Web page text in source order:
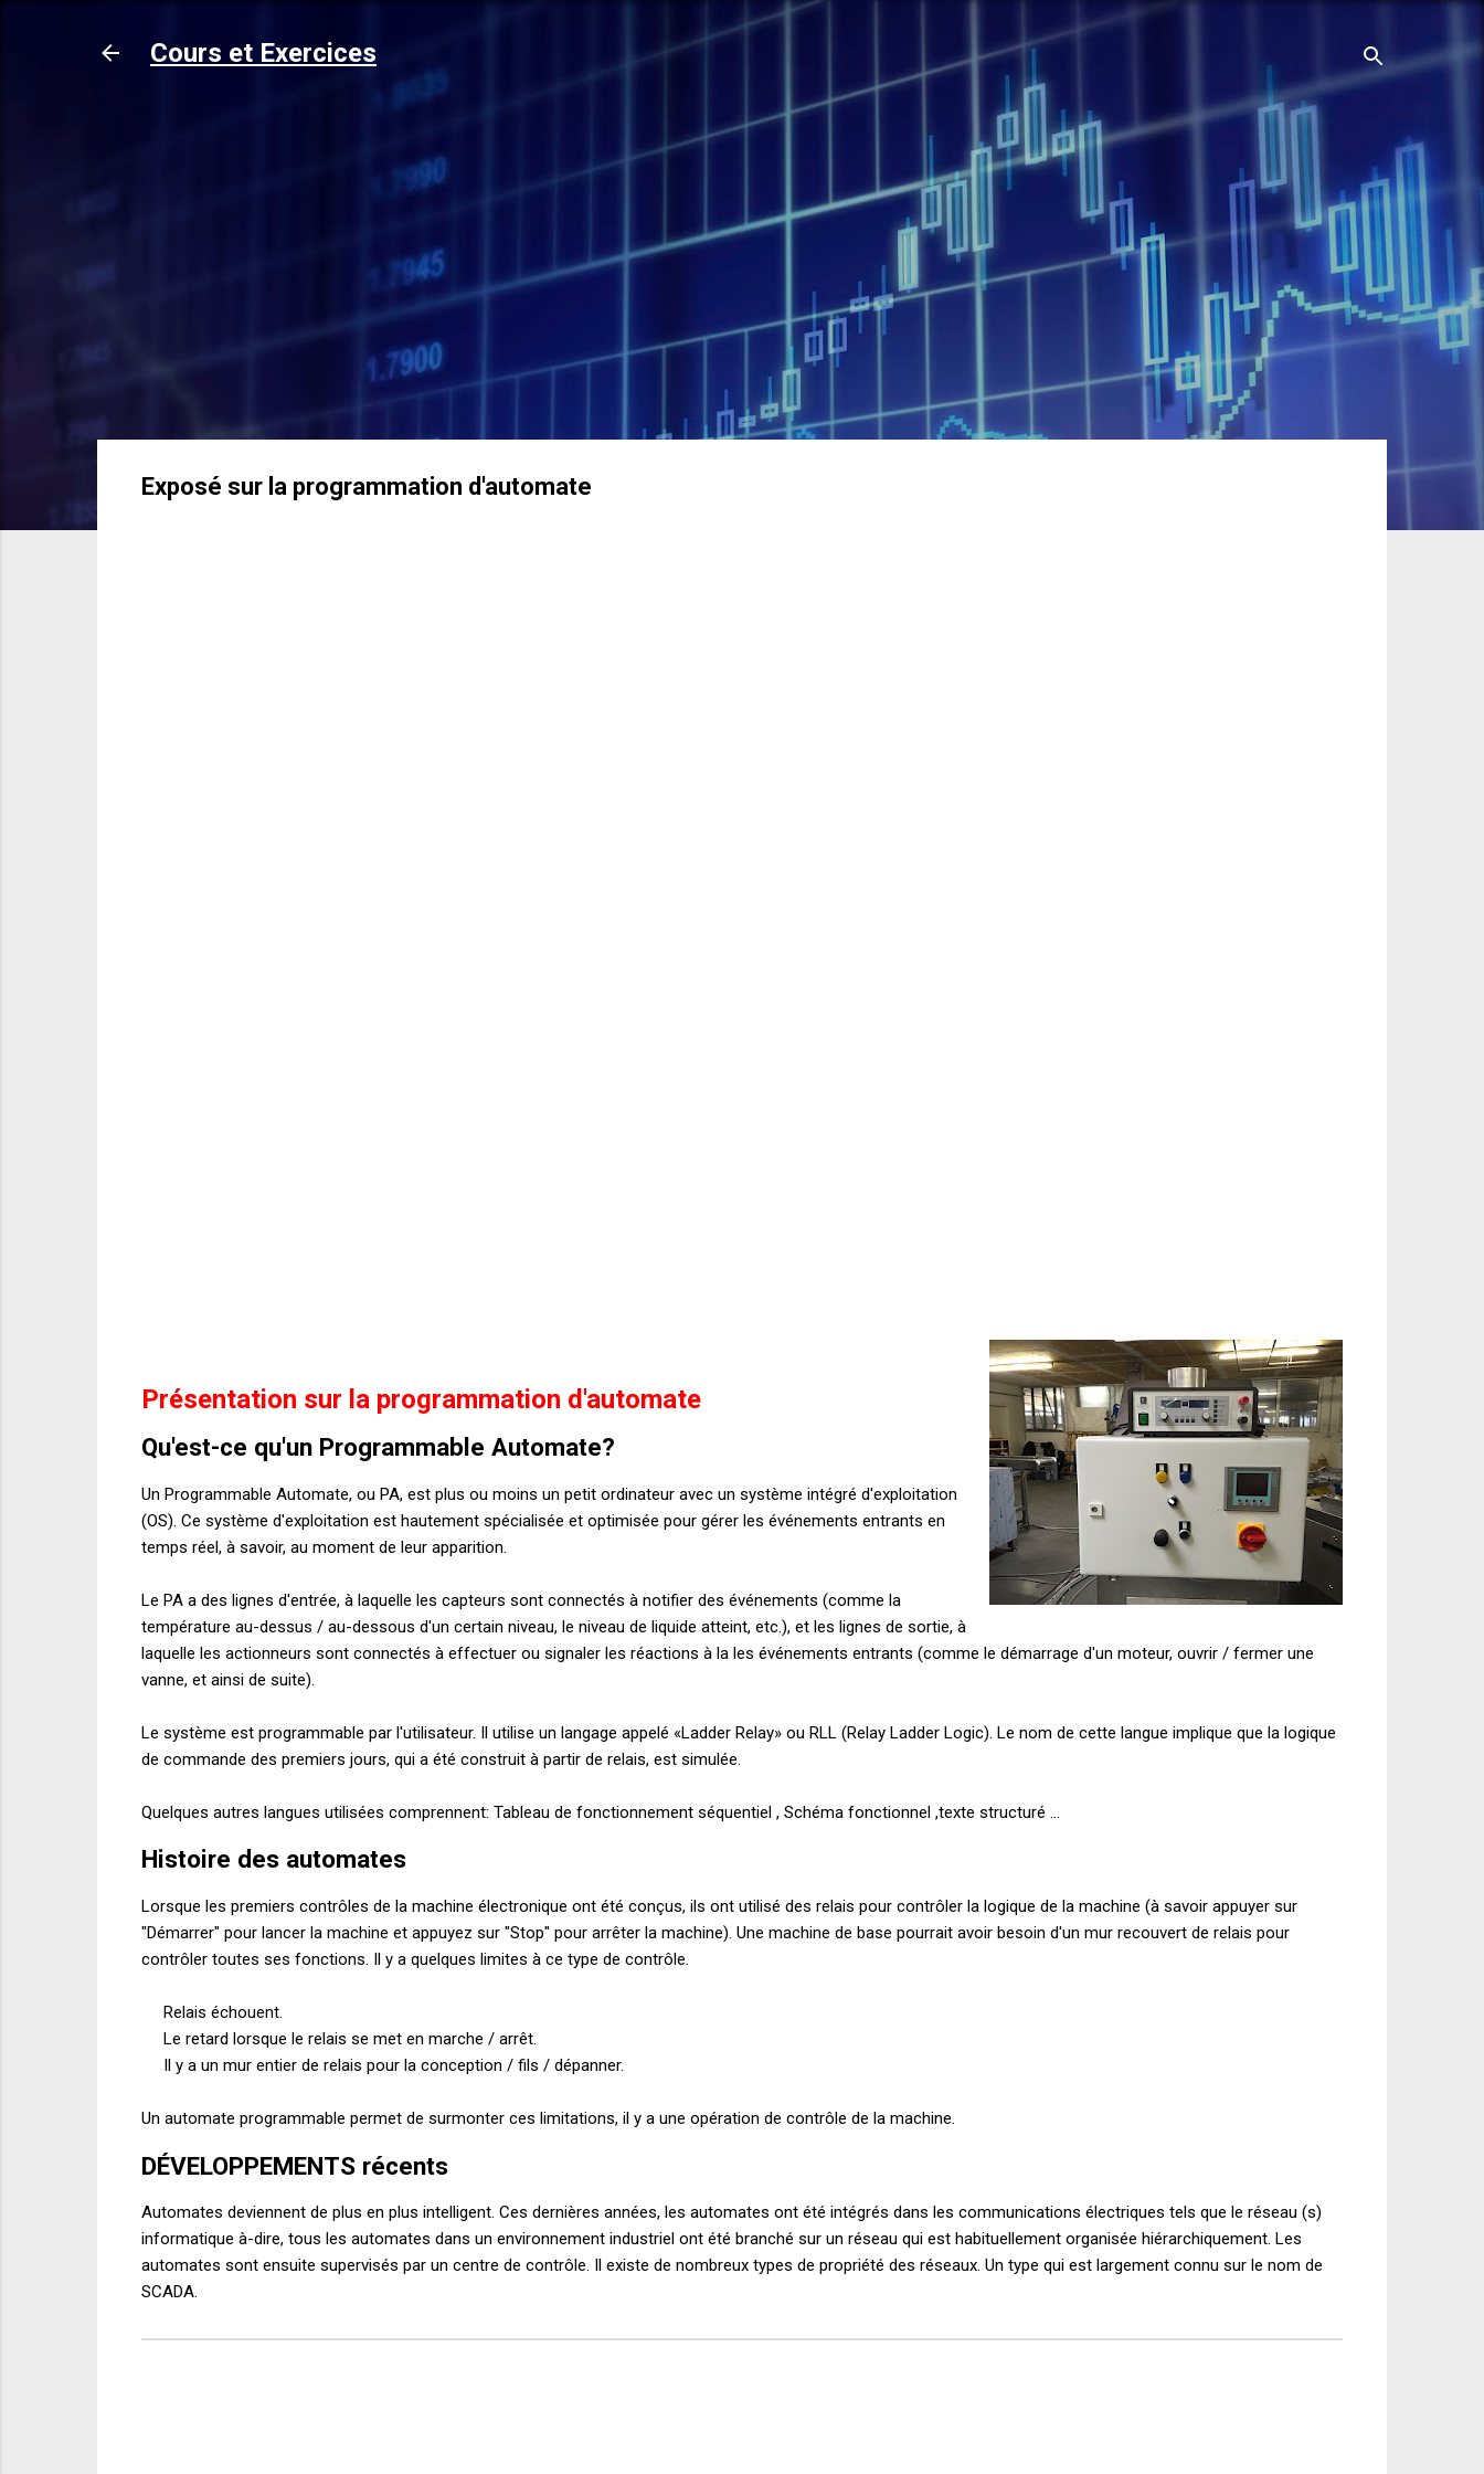
Accéder au contenu principal
Cours et Exercices
Exposé sur la programmation d'automate
Présentation sur la programmation d'automate
Qu'est-ce qu'un Programmable Automate?
Un Programmable Automate, ou PA, est plus ou moins un petit ordinateur avec un système intégré d'exploitation
(OS) Ce système d'exploitation est hautement spécialisée et optimisée pour gérer les événements entrants en
temps réel, à savoir, au moment de leur apparition
Le PA a des lignes d'entrée, à laquelle les capteurs sont connectés à notifier des événements (comme la
température au-dessus / au-dessous d'un certain niveau, le niveau de liquide atteint, etc.), et les lignes de sortie, à
laquelle les actionneurs sont connectés à effectuer ou signaler les réactions à la les événements entrants (comme le démarrage d'un moteur, ouvrir / fermer une
vanne, et ainsi de suite).
Le système est programmable par l'utilisateur. Il utilise un langage appelé «Ladder Relay» ou RLL (Relay Ladder Logic) Le nom de cette langue implique que la logique
de commande des premiers jours, qui a été construit à partir de relais, est simulée
Quelques autres langues utilisées comprennent: Tableau de fonctionnement séquentiel , Schéma fonctionnel ,texte structuré
Histoire des automates
Lorsque les premiers contrôles de la machine électronique ont été conçus, ils ont utilisé des relais pour contrôler la logique de la machine (à savoir appuyer sur
"Démarrer" pour lancer la machine et appuyez sur "Stop" pour arrêter la machine). Une machine de base pourrait avoir besoin d'un mur recouvert de relais pour
contrôler toutes ses fonctions. Il y a quelques limites à ce type de contrôle.
Relais échouent.
Le retard lorsque le relais se met en marche / arrêt.
Il y a un mur entier de relais pour la conception / fils / dépanner.
Un automate programmable permet de surmonter ces limitations, il y a une opération de contrôle de la machine.
DÉVELOPPEMENTS récents
Automates deviennent de plus en plus intelligent. Ces dernières années, les automates ont été intégrés dans les communications électriques tels que le réseau (s)
informatique à-dire, tous les automates dans un environnement industriel ont été branché sur un réseau qui est habituellement organisée hiérarchiquement. Les
automates sont ensuite supervisés par un centre de contrôle. Il existe de nombreux types de propriété des réseaux. Un type qui est largement connu sur le nom de
SCADA.